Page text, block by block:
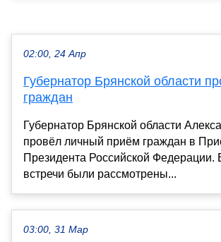
02:00, 24 Апр
Губернатор Брянской области
граждан
Губернатор Брянской области
провёл личный приём граждан в
Президента Российской Федерации.
встречи были рассмотрены...
03:00, 31 Мар